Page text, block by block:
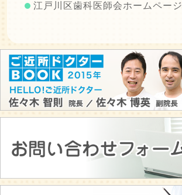
江戸川区歯科医師会ホームページ